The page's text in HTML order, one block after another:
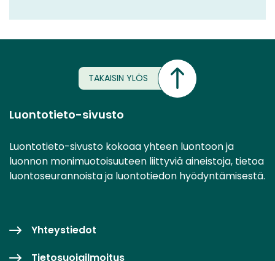
TAKAISIN YLÖS
Luontotieto-sivusto
Luontotieto-sivusto kokoaa yhteen luontoon ja
luonnon monimuotoisuuteen liittyviä aineistoja, tietoa
luontoseurannoista ja luontotiedon hyödyntämisestä.
Yhteystiedot
Tietosuojailmoitus